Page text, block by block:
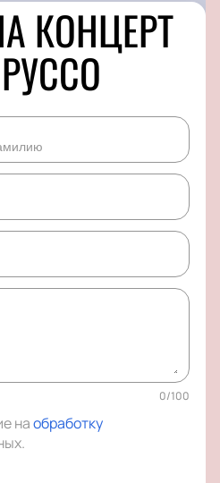
КОНЦЕРТ
0/100
наобработку
.